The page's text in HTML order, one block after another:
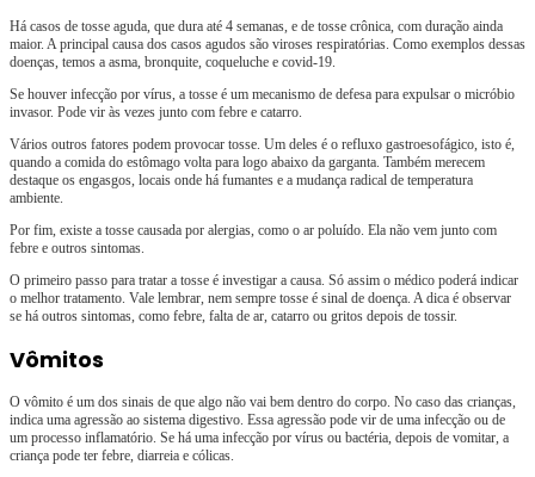
Há casos de tosse aguda, que dura até 4 semanas, e de tosse crônica, com duração ainda
maior. A principal causa dos casos agudos são viroses respiratórias. Como exemplos dessas
doenças, temos a asma, bronquite, coqueluche e covid-19.
Se houver infecção por vírus, a tosse é um mecanismo de defesa para expulsar o micróbio
invasor. Pode vir às vezes junto com febre e catarro.
Vários outros fatores podem provocar tosse. Um deles é o refluxo gastroesofágico, isto é,
quando a comida do estômago volta para logo abaixo da garganta. Também merecem
destaque os engasgos, locais onde há fumantes e a mudança radical de temperatura
ambiente.
Por fim, existe a tosse causada por alergias, como o ar poluído. Ela não vem junto com
febre e outros sintomas.
O primeiro passo para tratar a tosse é investigar a causa. Só assim o médico poderá indicar
o melhor tratamento. Vale lembrar, nem sempre tosse é sinal de doença. A dica é observar
se há outros sintomas, como febre, falta de ar, catarro ou gritos depois de tossir.
Vômitos
O vômito é um dos sinais de que algo não vai bem dentro do corpo. No caso das crianças,
indica uma agressão ao sistema digestivo. Essa agressão pode vir de uma infecção ou de
um processo inflamatório. Se há uma infecção por vírus ou bactéria, depois de vomitar, a
criança pode ter febre, diarreia e cólicas.